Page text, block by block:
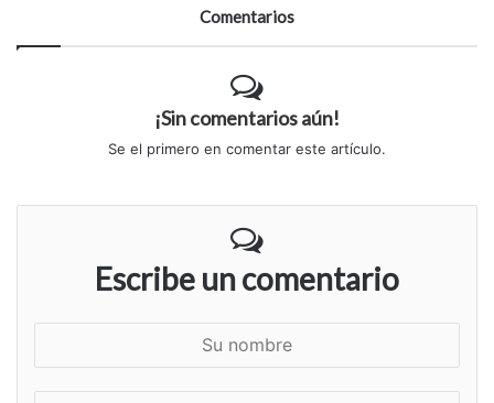
Comentarios
¡Sin comentarios aún!
Se el primero en comentar este artículo.
Escribe un comentario